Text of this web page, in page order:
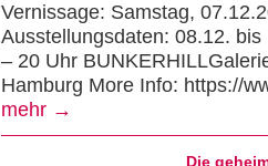
Vernissage: Samstag,
Ausstellungsdaten: 08.12.
– 20 Uhr
Hamburg More Info: https://
mehr →
Die